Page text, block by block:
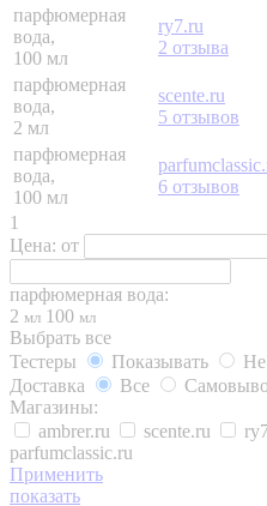
парфюмерная
вода,
100 мл
ry7.ru
2 отзыва
парфюмерная
вода,
2 мл
scente.ru
5 отзывов
парфюмерная
вода,
100 мл
6 отзывов
1
Цена: от
парфюмерная вода:
2 мл 100 мл
Выбрать все
Тестеры
Показывать Не
Доставка
Все
Магазины:
ambrer.ru
scente.ru
parfumclassic.ru
Применить
показать